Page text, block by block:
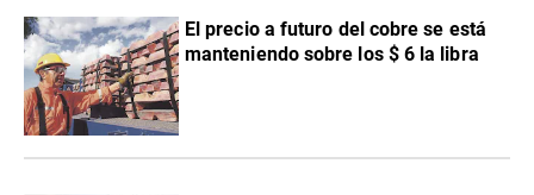
El precio a futuro del cobre se está
manteniendo sobre los $ 6 la libra